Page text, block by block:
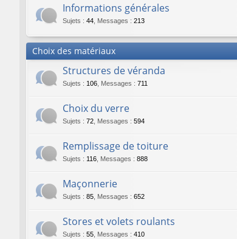
Informations générales
Sujets : 44 Messages : 213
Choix des matériaux
Structures de véranda
Sujets : 106 Messages : 711
Choix du verre
Sujets : 72 Messages : 594
Remplissage de toiture
Sujets : 116 Messages : 888
Maçonnerie
Sujets : 85 Messages : 652
Stores et volets roulants
Sujets : 55 Messages : 410